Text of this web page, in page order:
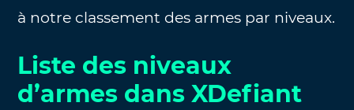
à notre classement des armes par niveaux.
Liste des niveaux
d’armes dans XDefiant